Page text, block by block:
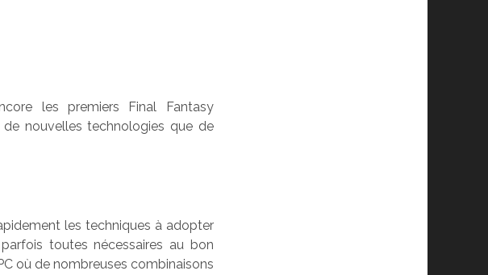
les premiers Final Fantasy
de nouvelles technologies que de
les techniques à adopter
toutes nécessaires au bon
où de nombreuses combinaisons